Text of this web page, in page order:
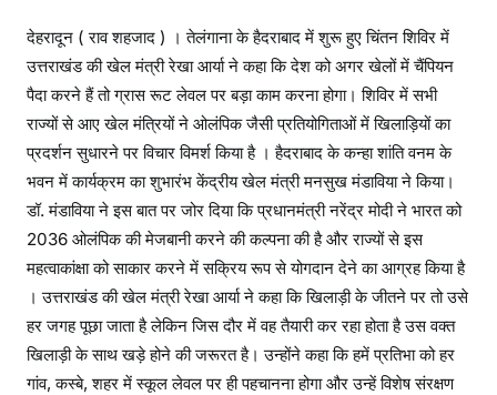
देहरादून ( राव शहजाद ) । तेलंगाना के हैदराबाद में शुरू हुए चिंतन शिविर में
उत्तराखंड की खेल मंत्री रेखा आर्या ने कहा कि देश को अगर खेलों में चैंपियन
पैदा करने हैं तो ग्रास रूट लेवल पर बड़ा काम करना होगा। शिविर में सभी
राज्यों से आए खेल मंत्रियों ने ओलंपिक जैसी प्रतियोगिताओं में खिलाड़ियों का
प्रदर्शन सुधारने पर विचार विमर्श किया है । हैदराबाद के कन्हा शांति वनम के
भवन में कार्यक्रम का शुभारंभ केंद्रीय खेल मंत्री मनसुख मंडाविया ने किया।
डॉ. मंडाविया ने इस बात पर जोर दिया कि प्रधानमंत्री नरेंद्र मोदी ने भारत को
2036 ओलंपिक की मेजबानी करने की कल्पना की है और राज्यों से इस
महत्वाकांक्षा को साकार करने में सक्रिय रूप से योगदान देने का आग्रह किया है
। उत्तराखंड की खेल मंत्री रेखा आर्या ने कहा कि खिलाड़ी के जीतने पर तो उसे
हर जगह पूछा जाता है लेकिन जिस दौर में वह तैयारी कर रहा होता है उस वक्त
खिलाड़ी के साथ खड़े होने की जरूरत है। उन्होंने कहा कि हमें प्रतिभा को हर
गांव, कस्बे, शहर में स्कूल लेवल पर ही पहचानना होगा और उन्हें विशेष संरक्षण